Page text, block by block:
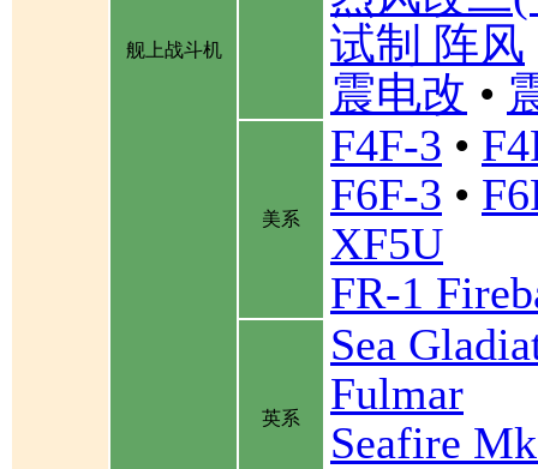
舰上战斗机
试制 阵风
震电改 •
美系
F4F-3 •
F6F-3 •
XF5U
FR-1
英系
Sea
Fulmar
Seafire